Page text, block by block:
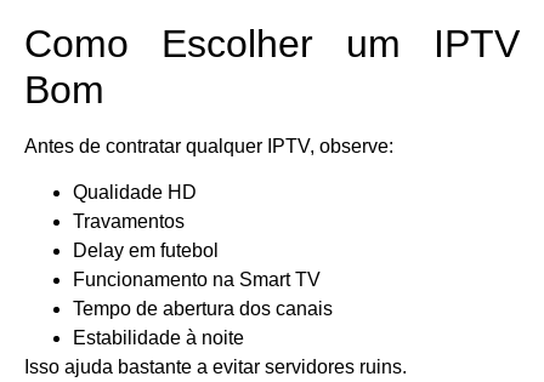
Como Escolher um IPTV
Bom
Antes de contratar qualquer IPTV, observe:
Qualidade HD
Travamentos
Delay em futebol
Funcionamento na Smart TV
Tempo de abertura dos canais
Estabilidade à noite
Isso ajuda bastante a evitar servidores ruins.